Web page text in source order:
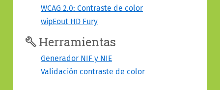
contenidoWCAG 2.0: Contraste de color
wipEout HD Fury
Herramientas
Generador NIF y NIE
Validación contraste de color